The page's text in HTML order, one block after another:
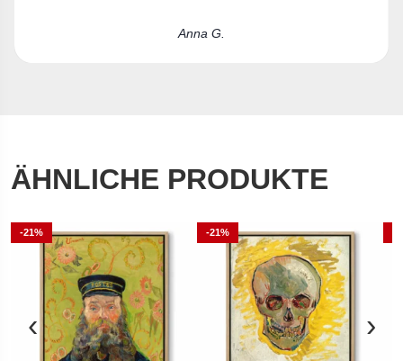
Laura R.
ÄHNLICHE PRODUKTE
‹
-21% -21%
›